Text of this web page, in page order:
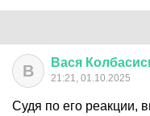
В Вася
21:21, 01.10.2025
Судя по его реакции,